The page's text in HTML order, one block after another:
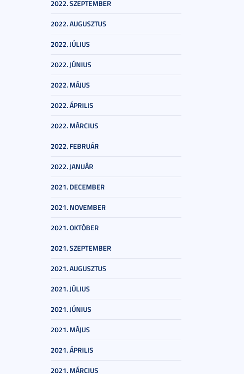
2022. SZEPTEMBER
2022. AUGUSZTUS
2022. JÚLIUS
2022. JÚNIUS
2022. MÁJUS
2022. ÁPRILIS
2022. MÁRCIUS
2022. FEBRUÁR
2022. JANUÁR
2021. DECEMBER
2021. NOVEMBER
2021. OKTÓBER
2021. SZEPTEMBER
2021. AUGUSZTUS
2021. JÚLIUS
2021. JÚNIUS
2021. MÁJUS
2021. ÁPRILIS
2021. MÁRCIUS